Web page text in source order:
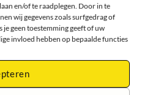
en/of te raadplegen. Door in te
wij gegevens zoals surfgedrag of
geen toestemming geeft of uw
invloed hebben op bepaalde functies